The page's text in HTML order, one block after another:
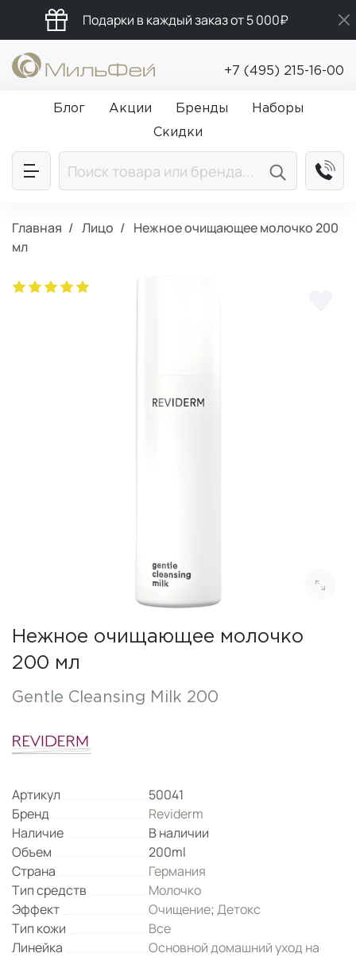
Подарки в каждый заказ от 5 000₽
Промокод ПРИВЕТ
Бесплатная доставка от 5 000₽
+7 (495) 215-16-00
Блог Акции Бренды
Наборы
Скидки
Главная Лицо
Нежное очищающее молочко 200
мл
Нежное очищающее молочко
200 мл
Gentle Cleansing Milk 200
Артикул
50041
Бренд
Reviderm
Наличие
В наличии
Объем
200ml
Страна
Германия
Тип средств
Молочко
Эффект
Очищение;Детокс
Тип кожи
Все
Линейка
Основной домашний уход на